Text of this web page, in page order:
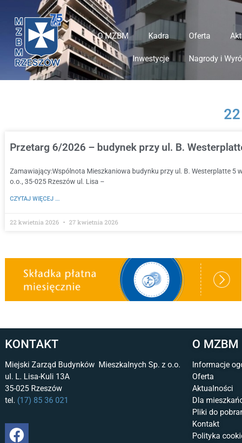
O MZBM Kadra Oferta
Inwestycje Nagrody i
Przetarg 6/2026 – budynek przy ul. B.
Zamawiający:Wspólnota Mieszkaniowa budynku przy ul. B. Westerplatte 5
o.o., 35-025 Rzeszów ul. Lisa –
CZYTAJ WIĘCEJ ...
22 kwietnia 2026 27 kwietnia 2026
KONTAKT
Miejski Zarząd Budynków Mieszkalnych Sp. z o.o.
ul. L. Lisa-Kuli 13A
35-025 Rzeszów
tel. (17) 85 36 021
O MZBM
Informacje
Oferta
Aktualności
Dla
Pliki do
Kontakt
Polityka